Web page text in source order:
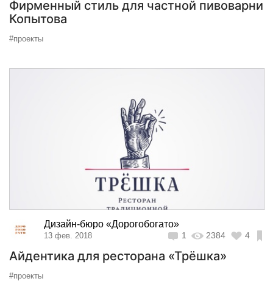
Фирменный стиль для частной пивоварни
Копытова
#проекты
Дизайн-бюро «Дорогобогато»
13 фев. 2018 1 2384 4
Айдентика для ресторана «Трёшка»
#проекты